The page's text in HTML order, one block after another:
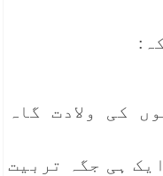
کی ولادت گاہ
ہی جگہ تربیت